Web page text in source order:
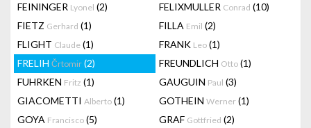
FEININGER Lyonel (2) FELIXMULLER Conrad (10)
FIETZ Gerhard (1) FILLA Emil (2)
FLIGHT Claude (1) FRANK Leo (1)
FRELIH Črtomir (2) FREUNDLICH Otto (1)
FUHRKEN Fritz (1) GAUGUIN Paul (3)
GIACOMETTI Alberto (1) GOTHEIN Werner (1)
GOYA Francisco (5) GRAF Gottfried (2)